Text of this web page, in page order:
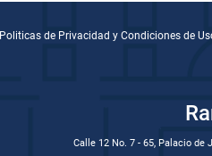
Politicas de Privacidad y Condiciones de
Calle 12 No. 7 - 65, Palacio de